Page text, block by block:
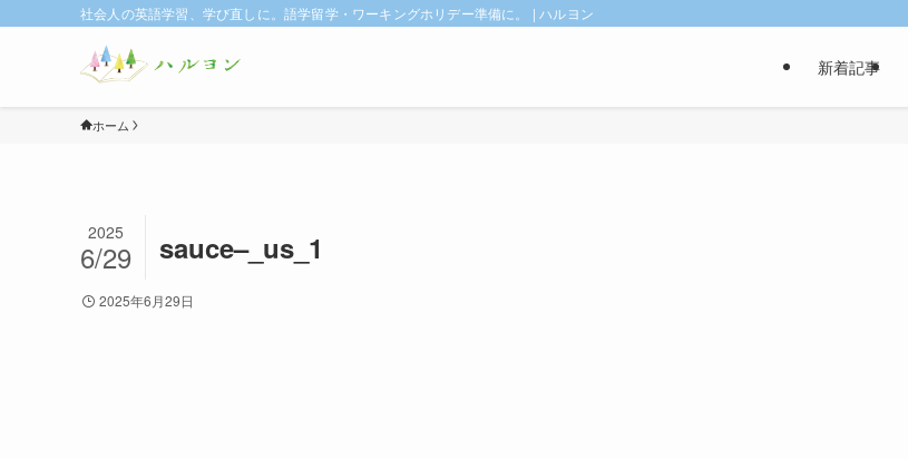
社会人の英語学習、学び直しに。語学留学・ワーキングホリデー準備に。 | ハルヨン
新着記事
ホーム
sauce–_us_1
2025
6/29
2025年6月29日